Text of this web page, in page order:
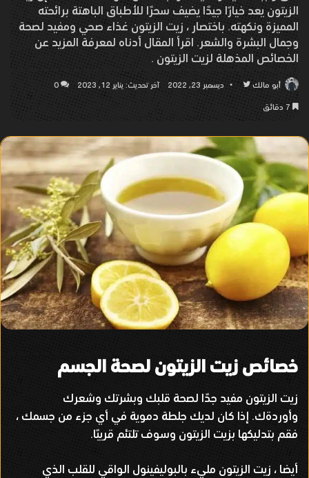
الزيتون يعد خيارًا جيدًا يضيف سحرًا للأطباق الباهتة برائحته
المميزة ونكهته. باختصار ، زيت الزيتون غذاء صحي ومفيد لصحة
وجمال البشرة والشعر. اقرأ المقال أدناه لمعرفة المزيد عن
الخصائص المذهلة لزيت الزيتون .
أبو مالك
تابع
ديسمبر 23, 2022 آخر تحديث: يناير 12, 2023 0
خصائص زيت الزيتون لصحة الجسم
زيت الزيتون مفيد جدًا لصحة قلبك وبشرتك وشعرك
وأوردةك. إذا كان لديك جلطة دموية في أي جزء من جسمك ،
فقم بتدليكها بزيت الزيتون وسوف تلتئم قريبًا.
أيضا ، زيت الزيتون مليء بالبوليفينول الواقي للقلب الذي